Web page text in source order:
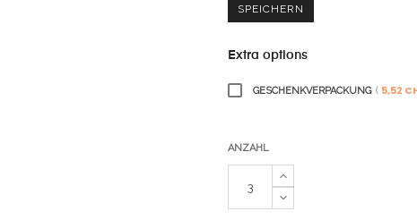
SPEICHERN
Extra options
GESCHENKVERPACKUNG ( 5,52
ANZAHL